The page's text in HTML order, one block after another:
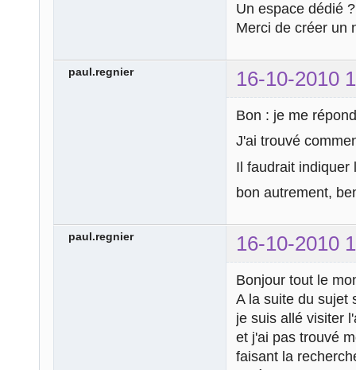
Un espace dédié
Merci de créer un
paul.regnier 16-10-2010
Bon : je me
J'ai trouvé
Il faudrait indiquer
bon autrement,
paul.regnier 16-10-2010
Bonjour tout le
A la suite du sujet
je suis allé visiter
et j'ai pas trouvé
faisant la